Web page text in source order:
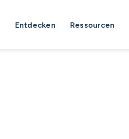
Entdecken Ressourcen